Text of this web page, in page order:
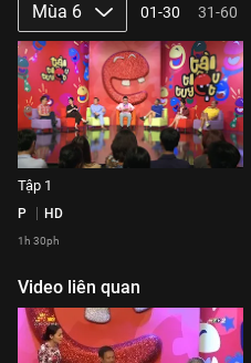
Mùa 6 01-30 31-60
Tập 1
P HD
1h 30ph
Video liên quan